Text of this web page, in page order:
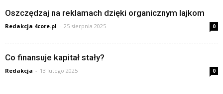
Oszczędzaj na reklamach dzięki organicznym lajkom
Redakcja 4core.pl - 25 sierpnia 2025 0
Co finansuje kapitał stały?
Redakcja - 13 lutego 2025 0